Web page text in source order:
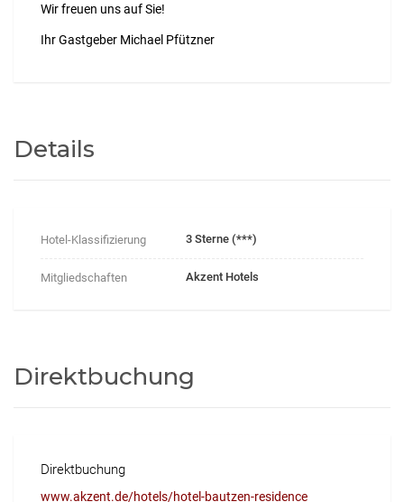
Wir freuen uns auf Sie!
Ihr Gastgeber Michael Pfützner
Details
Hotel-Klassifizierung 3 Sterne (***)
Mitgliedschaften Akzent Hotels
Direktbuchung
Direktbuchung
www.akzent.de/hotels/hotel-bautzen-residence